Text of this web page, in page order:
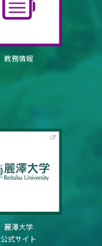
教務情報
麗澤大学
公式サイト